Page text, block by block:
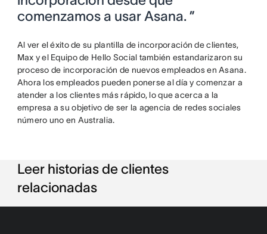
comenzamos a usar Asana. ”
Al ver el éxito de su plantilla de incorporación de clientes,
Max y el Equipo de Hello Social también estandarizaron su
proceso de incorporación de nuevos empleados en Asana.
Ahora los empleados pueden ponerse al día y comenzar a
atender a los clientes más rápido, lo que acerca a la
empresa a su objetivo de ser la agencia de redes sociales
número uno en Australia.
Leer historias de clientes
relacionadas